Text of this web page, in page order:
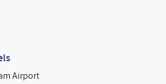
Airport